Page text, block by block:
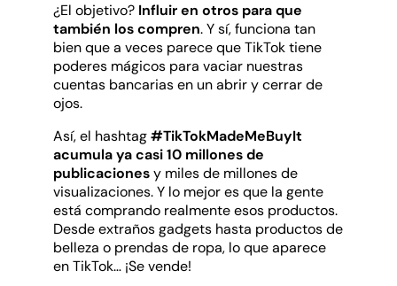
¿El objetivo? Influir en otros para que
también los compren. Y sí, funciona tan
bien que a veces parece que TikTok tiene
poderes mágicos para vaciar nuestras
cuentas bancarias en un abrir y cerrar de
ojos.
Así, el hashtag#TikTokMadeMeBuyIt
acumula ya casi 10 millones de
publicacionesy miles de millones de
visualizaciones. Y lo mejor es que la gente
está comprando realmente esos productos.
Desde extraños gadgets hasta productos de
belleza o prendas de ropa, lo que aparece
en TikTok… ¡Se vende!